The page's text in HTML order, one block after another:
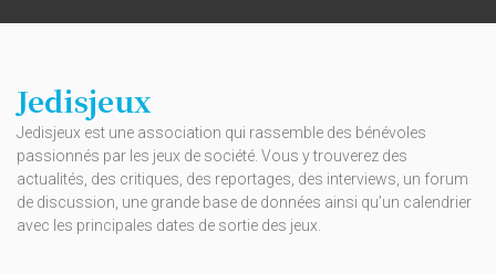
Jedisjeux
Jedisjeux est une association qui rassemble des bénévoles
passionnés par les jeux de société. Vous y trouverez des
actualités, des critiques, des reportages, des interviews, un forum
de discussion, une grande base de données ainsi qu’un calendrier
avec les principales dates de sortie des jeux.